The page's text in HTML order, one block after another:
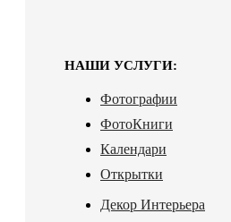
НАШИ УСЛУГИ:
Фотографии
ФотоКниги
Календари
Открытки
Декор Интерьера